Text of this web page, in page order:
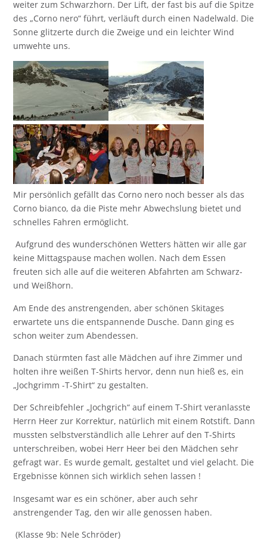
weiter zum Schwarzhorn. Der Lift, der fast bis auf die Spitze
des „Corno nero“ führt, verläuft durch einen Nadelwald. Die
Sonne glitzerte durch die Zweige und ein leichter Wind
umwehte uns.
Mir persönlich gefällt das Corno nero noch besser als das
Corno bianco, da die Piste mehr Abwechslung bietet und
schnelles Fahren ermöglicht.
Aufgrund des wunderschönen Wetters hätten wir alle gar
keine Mittagspause machen wollen. Nach dem Essen
freuten sich alle auf die weiteren Abfahrten am Schwarz-
und Weißhorn.
Am Ende des anstrengenden, aber schönen Skitages
erwartete uns die entspannende Dusche. Dann ging es
schon weiter zum Abendessen.
Danach stürmten fast alle Mädchen auf ihre Zimmer und
holten ihre weißen T-Shirts hervor, denn nun hieß es, ein
„Jochgrimm -T-Shirt“ zu gestalten.
Der Schreibfehler „Jochgrich“ auf einem T-Shirt veranlasste
Herrn Heer zur Korrektur, natürlich mit einem Rotstift. Dann
mussten selbstverständlich alle Lehrer auf den T-Shirts
unterschreiben, wobei Herr Heer bei den Mädchen sehr
gefragt war. Es wurde gemalt, gestaltet und viel gelacht. Die
Ergebnisse können sich wirklich sehen lassen !
Insgesamt war es ein schöner, aber auch sehr
anstrengender Tag, den wir alle genossen haben.
(Klasse 9b: Nele Schröder)